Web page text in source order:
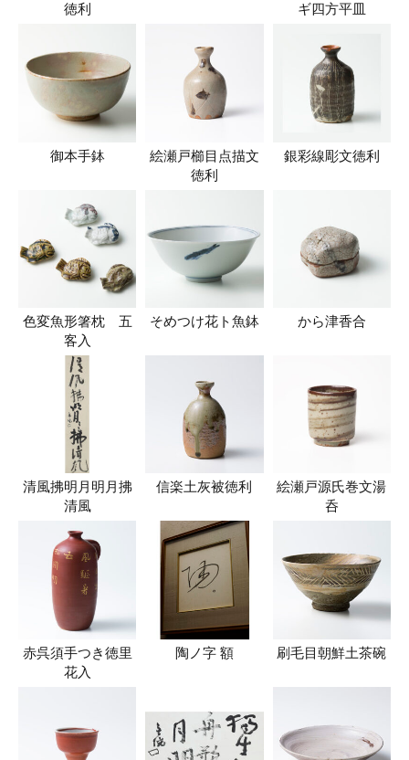
徳利
ギ四方平皿
御本手鉢
絵瀬戸櫛目点描文
徳利
銀彩線彫文徳利
色変魚形箸枕 五
客入
そめつけ花ト魚鉢 から津香合
清風拂明月明月拂
清風
信楽土灰被徳利
絵瀬戸源氏巻文湯
呑
赤呉須手つき徳里
花入
陶ノ字 額 刷毛目朝鮮土茶碗